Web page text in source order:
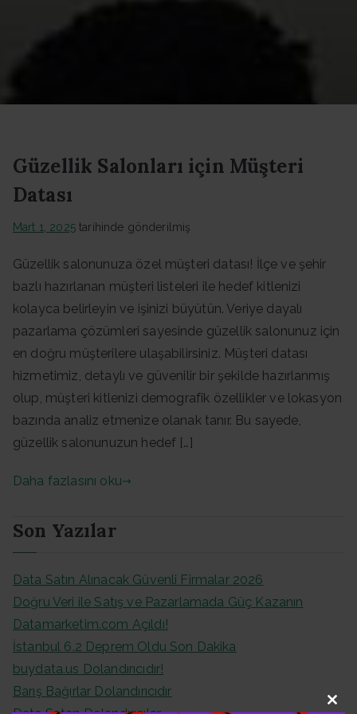
Güzellik Salonları için Müşteri
Datası
Mart 1, 2025tarihinde gönderilmiş
Güzellik salonunuza özel müşteri datası! İlçe ve şehir
bazlı hazırlanan müşteri listeleri ile hedef kitlenizi
kolayca belirleyin ve işinizi büyütün. Veriye dayalı
pazarlama çözümleri sayesinde güzellik salonunuz için
en doğru müşterilere ulaşabilirsiniz. Müşteri datası
hizmetimiz, detaylı ve güvenilir bir şekilde hazırlanmış
olup, müşteri kitlenizi demografik özellikler ve lokasyon
bazında analiz etmenize olanak tanır. Bu sayede,
güzellik salonunuzun hedef […]
Daha fazlasını oku
Son Yazılar
Data Satın Alınacak Güvenli Firmalar 2026
Doğru Veri ile Satış ve Pazarlamada Güç Kazanın
Datamarketim.com Açıldı!
İstanbul 6.2 Deprem Oldu Son Dakika
buydata.us Dolandırıcıdır!
Barış Bağırlar Dolandırıcıdır